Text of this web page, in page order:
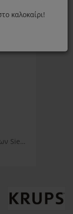
Καθαριστικό Πλυντηρίων ρούχων Siemens
καλοκαίρι!